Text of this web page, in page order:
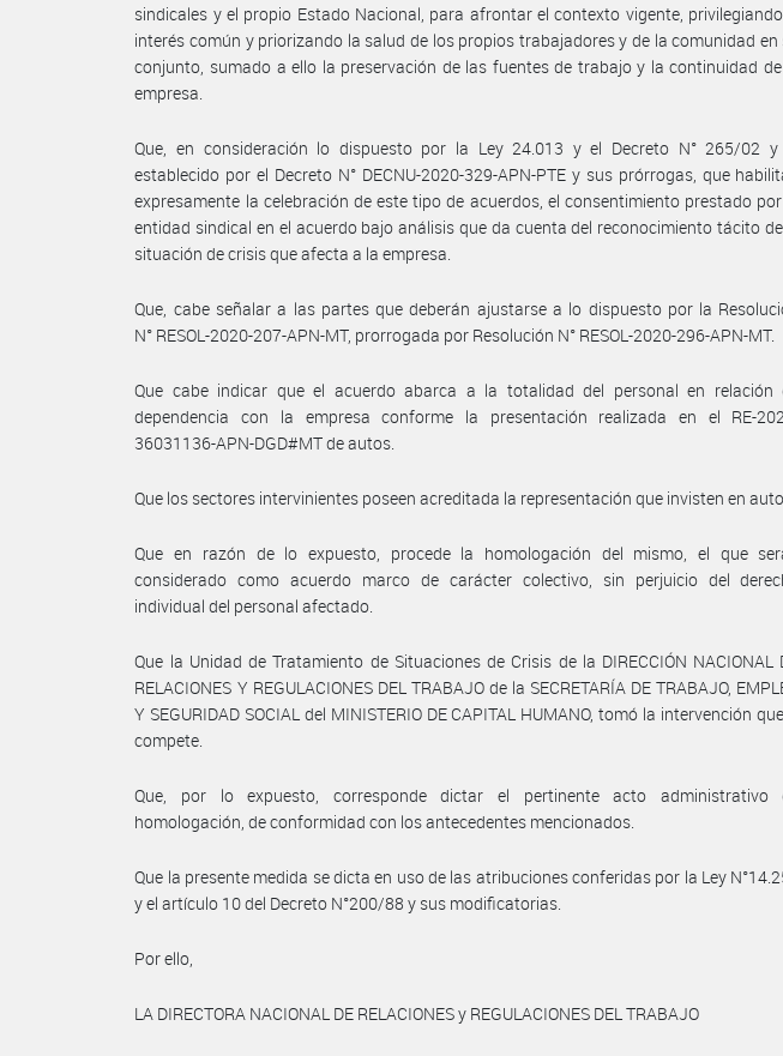
sindicales y el propio Estado Nacional, para afrontar el contexto vigente,
interés común y priorizando la salud de los propios trabajadores y de la comunidad en
conjunto, sumado a ello la preservación de las fuentes de trabajo y la continuidad
empresa.
Que, en consideración lo dispuesto por la Ley 24.013 y el Decreto N° 265/02
establecido por el Decreto N° DECNU-2020-329-APN-PTE y sus prórrogas, que
expresamente la celebración de este tipo de acuerdos, el consentimiento prestado
entidad sindical en el acuerdo bajo análisis que da cuenta del reconocimiento tácito
situación de crisis que afecta a la empresa.
Que, cabe señalar a las partes que deberán ajustarse a lo dispuesto por la
N° RESOL-2020-207-APN-MT, prorrogada por Resolución N° RESOL-2020-296-APN-MT.
Que cabe indicar que el acuerdo abarca a la totalidad del personal en relación
dependencia con la empresa conforme la presentación realizada en el RE-
36031136-APN-DGD#MT de autos.
Que los sectores intervinientes poseen acreditada la representación que invisten en
Que en razón de lo expuesto, procede la homologación del mismo, el que
considerado como acuerdo marco de carácter colectivo, sin perjuicio del
individual del personal afectado.
Que la Unidad de Tratamiento de Situaciones de Crisis de la DIRECCIÓN NACIONAL
RELACIONES Y REGULACIONES DEL TRABAJO de la SECRETARÍA DE TRABAJO,
Y SEGURIDAD SOCIAL del MINISTERIO DE CAPITAL HUMANO, tomó la intervención
compete.
Que, por lo expuesto, corresponde dictar el pertinente acto administrativo
homologación, de conformidad con los antecedentes mencionados.
Que la presente medida se dicta en uso de las atribuciones conferidas por la Ley
y el artículo 10 del Decreto N°200/88 y sus modificatorias.
Por ello,
LA DIRECTORA NACIONAL DE RELACIONES y REGULACIONES DEL TRABAJO